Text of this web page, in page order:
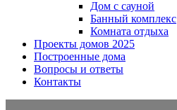
Дом с сауной
Банный комплекс
Комната отдыха
Проекты домов 2025
Построенные дома
Вопросы и ответы
Контакты